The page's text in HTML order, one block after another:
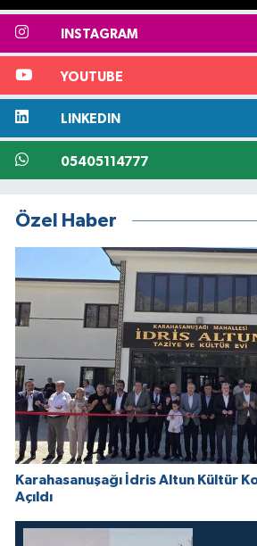
INSTAGRAM
YOUTUBE
LINKEDIN
05405114777
Özel Haber
Karahasanuşağı İdris Altun Kültür
Açıldı